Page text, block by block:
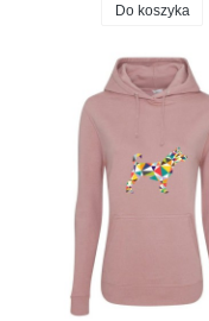
Do koszyka